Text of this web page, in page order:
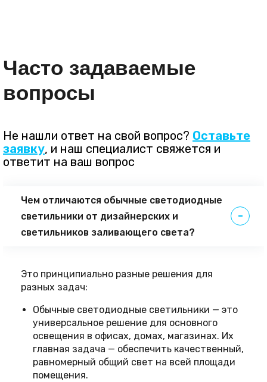
Часто задаваемые
вопросы
Не нашли ответ на свой вопрос? Оставьте
заявку, и наш специалист свяжется и
ответит на ваш вопрос
Чем отличаются обычные светодиодные
светильники от дизайнерских и
светильников заливающего света?
Это принципиально разные решения для
разных задач:
Обычные светодиодные светильники — это
универсальное решение для основного
освещения в офисах, домах, магазинах. Их
главная задача — обеспечить качественный,
равномерный общий свет на всей площади
помещения.